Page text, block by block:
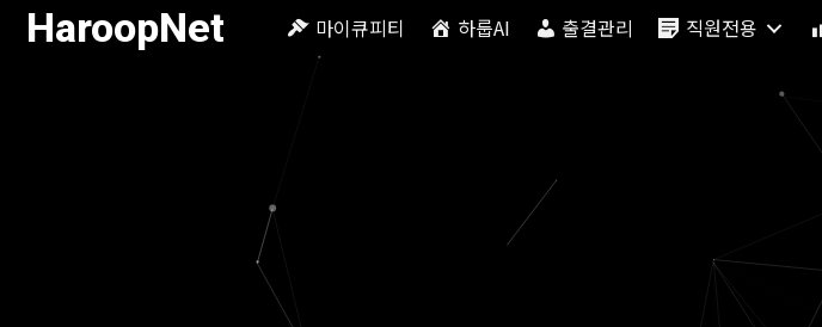
HaroopNet 마이큐피티 하룹AI 출결관리 직원전용